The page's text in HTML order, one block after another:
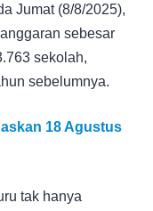
Jumat (8/8/2025),
sebesar
sekolah,
sebelumnya.
18 Agustus
tak hanya